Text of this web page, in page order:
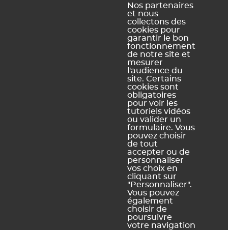
Récapitulatif des
permet également de de
cumuler les heures par mission et de distinguer
les heures effectuées au titre du pacte
enseignant des heures supplémentaires.
Ce contenu vous a été utile ?
Pas vraiment
https://docs.index-education.com/docs_fr/fr-edt-
support-fiche-82-5011-dans-le-cadre-du-pacte-
enseignant-comment-connaitre-le-nombre-d-heures-de-
mission-restantes.php
Nos partenaires
et nous
collectons des
cookies pour
garantir le bon
fonctionnement
de notre site et
mesurer
l'audience du
site. Certains
cookies sont
obligatoires
pour voir les
tutoriels vidéos
ou valider un
formulaire. Vous
pouvez choisir
de tout
accepter ou de
personnaliser
vos choix en
cliquant sur
"Personnaliser".
Vous pouvez
également
choisir de
poursuivre
votre navigation